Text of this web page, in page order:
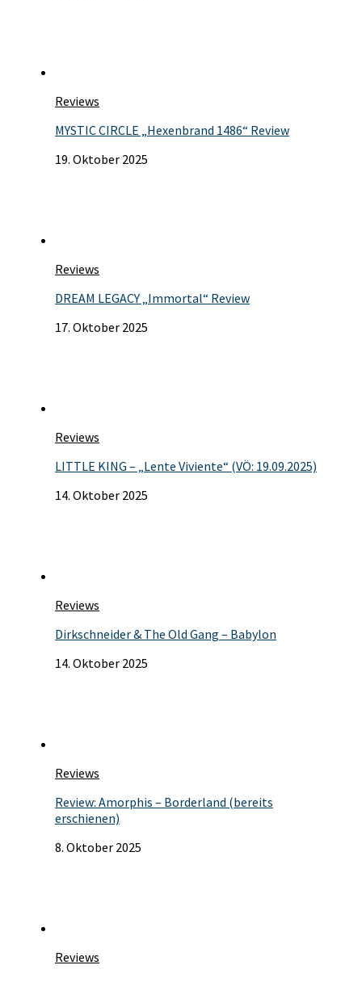
Reviews
MYSTIC CIRCLE „Hexenbrand 1486“ Review
19. Oktober 2025
Reviews
DREAM LEGACY „Immortal“ Review
17. Oktober 2025
Reviews
LITTLE KING – „Lente Viviente“ (VÖ: 19.09.2025)
14. Oktober 2025
Reviews
Dirkschneider & The Old Gang – Babylon
14. Oktober 2025
Reviews
Review: Amorphis – Borderland (bereits
erschienen)
8. Oktober 2025
Reviews